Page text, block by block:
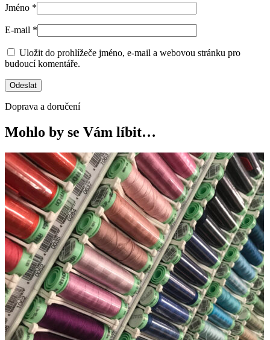
Jméno *
E-mail *
Uložit do prohlížeče jméno, e-mail a webovou stránku pro
budoucí komentáře.
Doprava a doručení
Mohlo by se Vám líbit…